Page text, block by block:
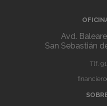
Avd.
San Sebastián
Tlf.